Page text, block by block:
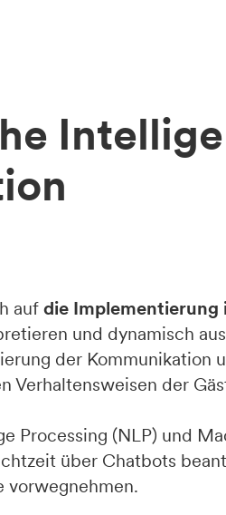
auf die Implementierung
und dynamisch
der Kommunikation
Verhaltensweisen der
Processing (NLP) und
über Chatbots
vorwegnehmen.